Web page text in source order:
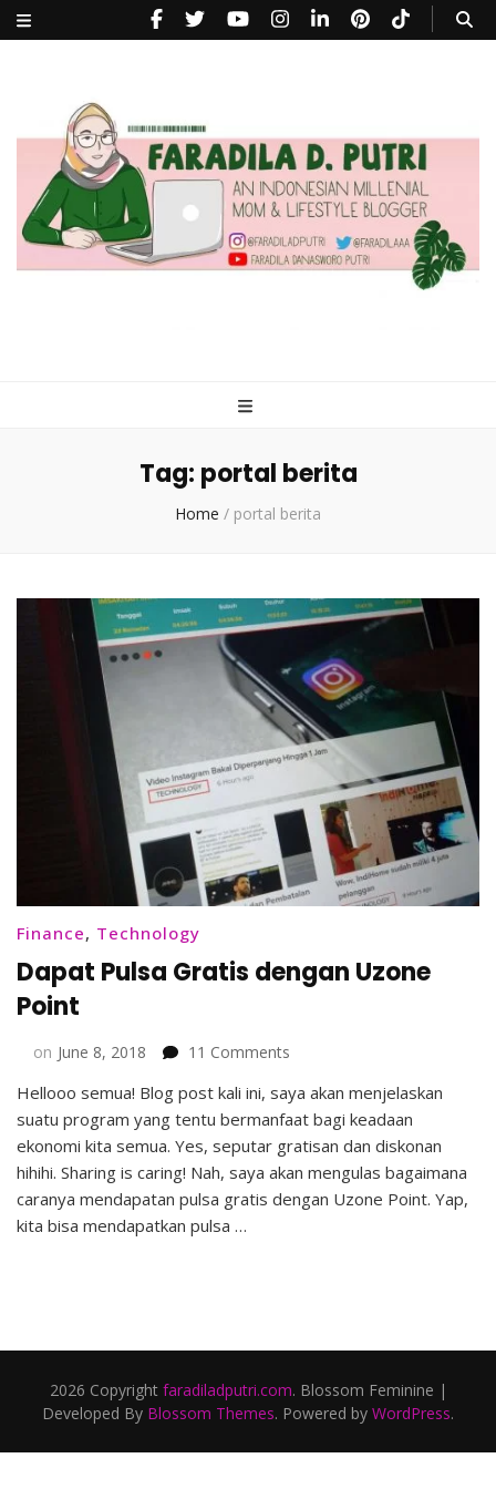
Tag: portal berita
Home / portal berita
Finance, Technology
Dapat Pulsa Gratis dengan Uzone
Point
on June 8, 2018 11 Comments
Pulsa
Gratis
dengan
Uzone
Hellooo semua! Blog post kali ini, saya akan menjelaskan
suatu program yang tentu bermanfaat bagi keadaan
ekonomi kita semua. Yes, seputar gratisan dan diskonan
hihihi. Sharing is caring! Nah, saya akan mengulas bagaimana
caranya mendapatan pulsa gratis dengan Uzone Point. Yap,
kita bisa mendapatkan pulsa …
2026 Copyright faradiladputri.com. Blossom Feminine |
Developed By Blossom Themes. Powered by WordPress.